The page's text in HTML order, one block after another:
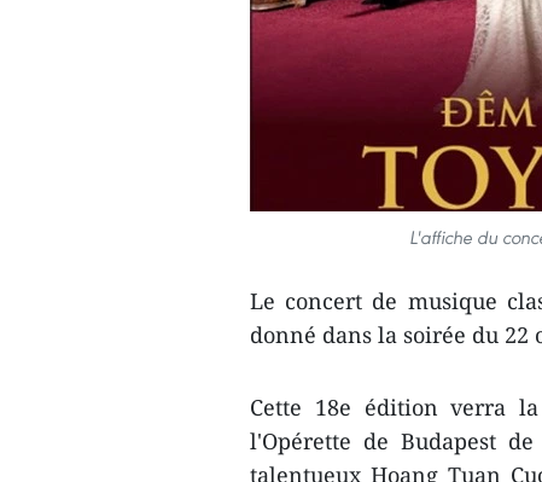
L'affiche du
Le concert de musique
donné dans la soirée du 22
Cette 18e édition verra
l'Opérette de Budapest
talentueux Hoang Tuan